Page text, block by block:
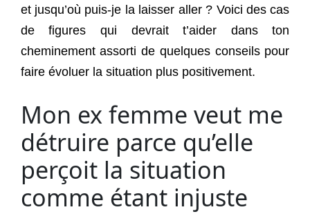
et jusqu’où puis-je la laisser aller ? Voici des cas
de figures qui devrait t’aider dans ton
cheminement assorti de quelques conseils pour
faire évoluer la situation plus positivement.
Mon ex femme veut me
détruire parce qu’elle
perçoit la situation
comme étant injuste